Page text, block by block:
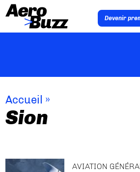
Devenir
Accueil »
Sion
AVIATION